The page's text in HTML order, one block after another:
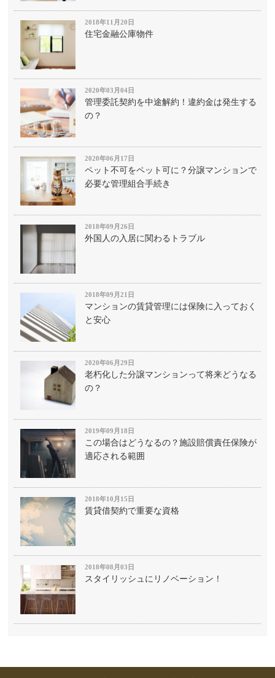
2018年11月20日
住宅金融公庫物件
2020年03月04日
管理委託契約を中途解約！違約金は発生する
の？
2020年06月17日
ペット不可をペット可に？分譲マンションで
必要な管理組合手続き
2018年09月26日
外国人の入居に関わるトラブル
2018年09月21日
マンションの賃貸管理には保険に入っておく
と安心
2020年06月29日
老朽化した分譲マンションって将来どうなる
の？
2019年09月18日
この場合はどうなるの？施設賠償責任保険が
適応される範囲
2018年10月15日
賃貸借契約で重要な資格
2018年08月03日
スタイリッシュにリノベーション！